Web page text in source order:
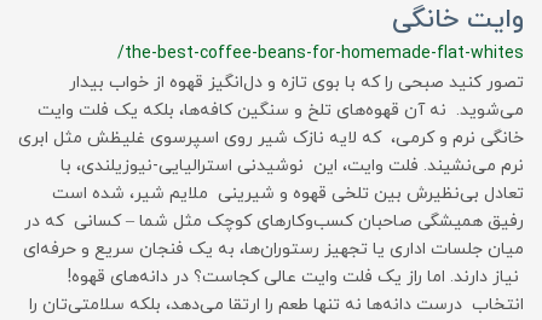
وایت خانگی
/the-best-coffee-beans-for-homemade-flat-whites
تصور کنید صبحی را که با بوی تازه و دل‌انگیز قهوه از خواب بیدار
می‌شوید. نه آن قهوه‌های تلخ و سنگین کافه‌ها، بلکه یک فلت وایت
خانگی نرم و کرمی، که لایه نازک شیر روی اسپرسوی غلیظش مثل ابری
نرم می‌نشیند. فلت وایت، این نوشیدنی استرالیایی-نیوزیلندی، با
تعادل بی‌نظیرش بین تلخی قهوه و شیرینی ملایم شیر، شده است
رفیق همیشگی صاحبان کسب‌وکارهای کوچک مثل شما – کسانی که در
میان جلسات اداری یا تجهیز رستوران‌ها، به یک فنجان سریع و حرفه‌ای
نیاز دارند. اما راز یک فلت وایت عالی کجاست؟ در دانه‌های قهوه!
انتخاب درست دانه‌ها نه تنها طعم را ارتقا می‌دهد، بلکه سلامتی‌تان را